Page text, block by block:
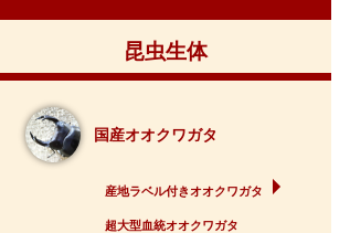
昆虫生体
国産オオクワガタ
産地ラベル付きオオクワガタ
超大型血統オオクワガタ